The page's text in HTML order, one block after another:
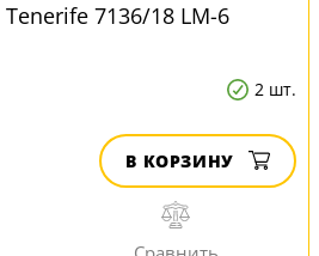
7136/18 LM-6
2 шт.
В КОРЗИНУ